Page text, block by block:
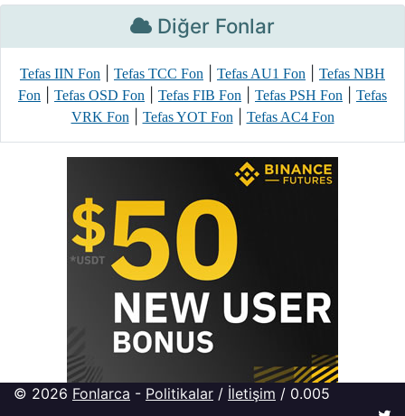
Diğer Fonlar
Tefas IIN Fon Tefas TCC Fon Tefas AU1 Fon
Tefas NBH
Fon
Tefas OSD Fon Tefas FIB Fon Tefas PSH Fon
Tefas
VRK Fon| Tefas YOT Fon| Tefas AC4 Fon
© 2026 Fonlarca - Politikalar / İletişim / 0.005